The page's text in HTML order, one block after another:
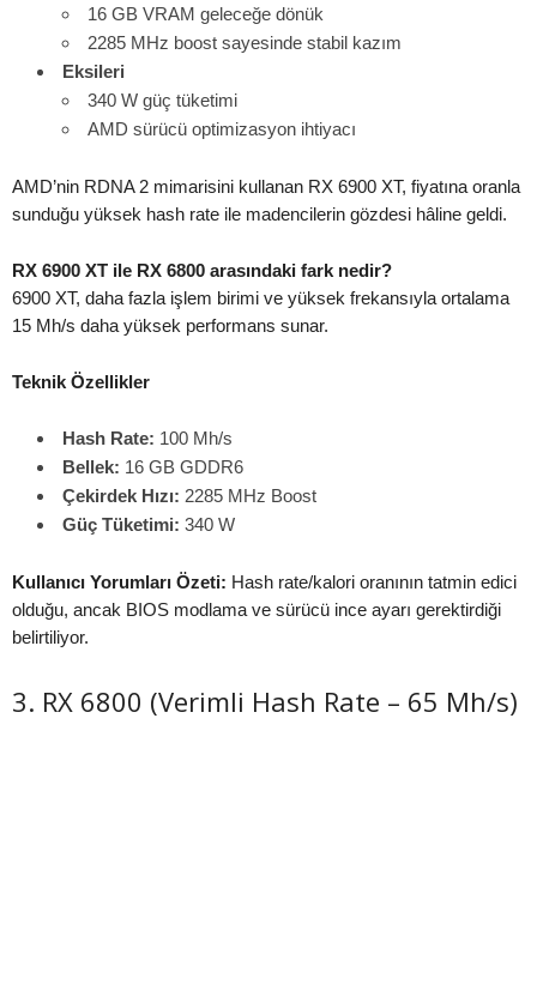
16 GB VRAM geleceğe dönük
2285 MHz boost sayesinde stabil kazım
Eksileri
340 W güç tüketimi
AMD sürücü optimizasyon ihtiyacı
AMD’nin RDNA 2 mimarisini kullanan RX 6900 XT, fiyatına oranla
sunduğu yüksek hash rate ile madencilerin gözdesi hâline geldi.
RX 6900 XT ile RX 6800 arasındaki fark nedir?
6900 XT, daha fazla işlem birimi ve yüksek frekansıyla ortalama
15 Mh/s daha yüksek performans sunar.
Teknik Özellikler
Hash Rate: 100 Mh/s
Bellek: 16 GB GDDR6
Çekirdek Hızı: 2285 MHz Boost
Güç Tüketimi: 340 W
Kullanıcı Yorumları Özeti: Hash rate/kalori oranının tatmin edici
olduğu, ancak BIOS modlama ve sürücü ince ayarı gerektirdiği
belirtiliyor.
3. RX 6800 (Verimli Hash Rate – 65 Mh/s)